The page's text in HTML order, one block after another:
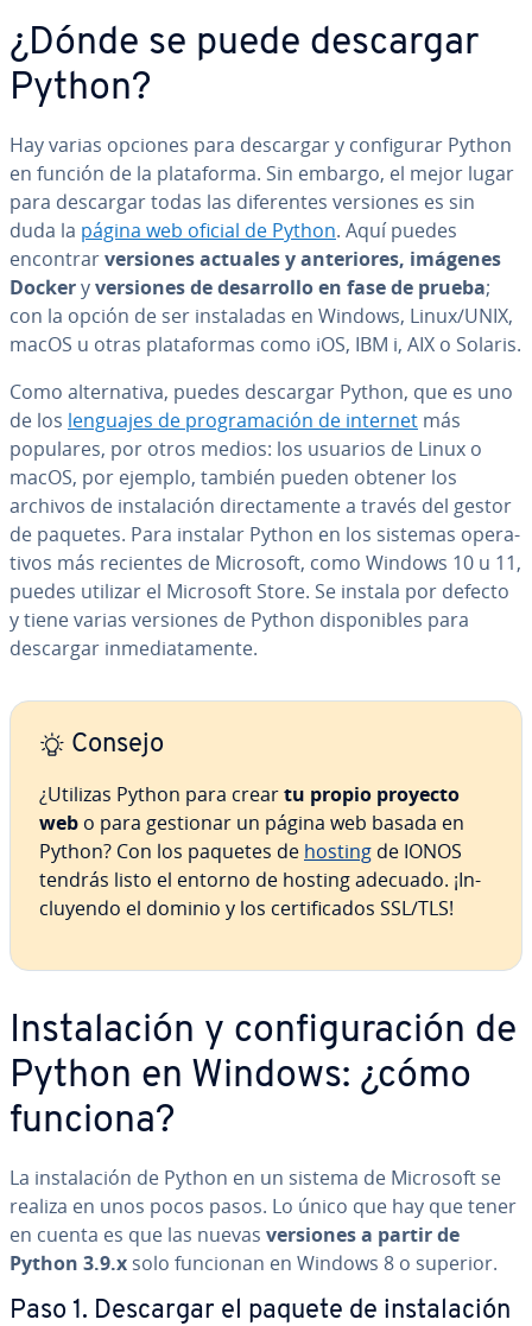
¿Dónde se puede descargar
Python?
Hay varias opciones para descargar y co­n­fi­gu­rar Python
en función de la pla­ta­fo­r­ma. Sin embargo, el mejor lugar
para descargar todas las di­fe­re­n­tes versiones es sin
duda la página web oficial de Python. Aquí puedes
encontrarversiones actuales y an­te­rio­res, imágenes
Dockeryversiones de de­sa­rro­llo en fase de prueba;
con la opción de ser in­s­ta­la­das en Windows, Linux/UNIX,
macOS u otras pla­ta­fo­r­mas como iOS, IBM i, AIX o Solaris.
Como al­te­r­na­ti­va, puedes descargar Python, que es uno
de los lenguajes de pro­gra­ma­ción de internet más
populares, por otros medios: los usuarios de Linux o
macOS, por ejemplo, también pueden obtener los
archivos de in­s­ta­la­ción di­re­c­ta­me­n­te a través del gestor
de paquetes. Para instalar Python en los sistemas ope­ra­
ti­vos más recientes de Microsoft, como Windows 10 u 11,
puedes utilizar el Microsoft Store. Se instala por defecto
y tiene varias versiones de Python di­s­po­ni­bles para
descargar in­me­dia­ta­me­n­te.
Consejo
¿Utilizas Python para creartu propio proyecto
web o para gestionar un página web basada en
Python? Con los paquetes de hosting de IONOS
tendrás listo el entorno de hosting adecuado. ¡In­
clu­ye­n­do el dominio y los ce­r­ti­fi­ca­dos SSL/TLS!
In­s­ta­la­ción y co­n­fi­gu­ra­ción de
Python en Windows: ¿cómo
funciona?
La in­s­ta­la­ción de Python en un sistema de Microsoft se
realiza en unos pocos pasos. Lo único que hay que tener
en cuenta es que las nuevas versiones a partir de
Python 3.9.x solo funcionan en Windows 8 o superior.
Paso 1. Descargar el paquete de in­s­ta­la­ción